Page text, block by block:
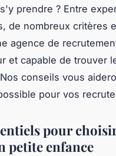
prendre ? Entre
de nombreux critères
agence de
et capable de trouver
conseils vous
pour vos
pour
petite enfance